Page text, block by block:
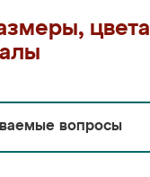
цвета
вопросы